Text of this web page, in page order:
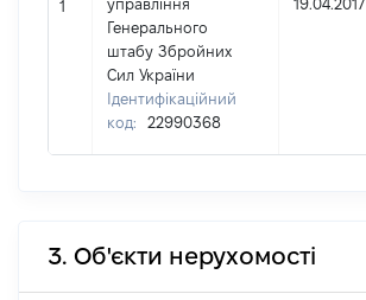
1
управління
Генерального
штабу Збройних
Сил України
Ідентифікаційний
код:
22990368
19.04.2017
3. Об'єкти нерухомості